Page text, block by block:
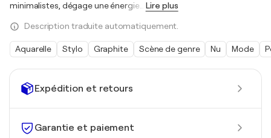
Expédition et retours
Garantie et paiement
minimalistes, dégage une énergie
Lire plus
Description traduite automatiquement.
Aquarelle Stylo Graphite Scène de genre Nu Mode